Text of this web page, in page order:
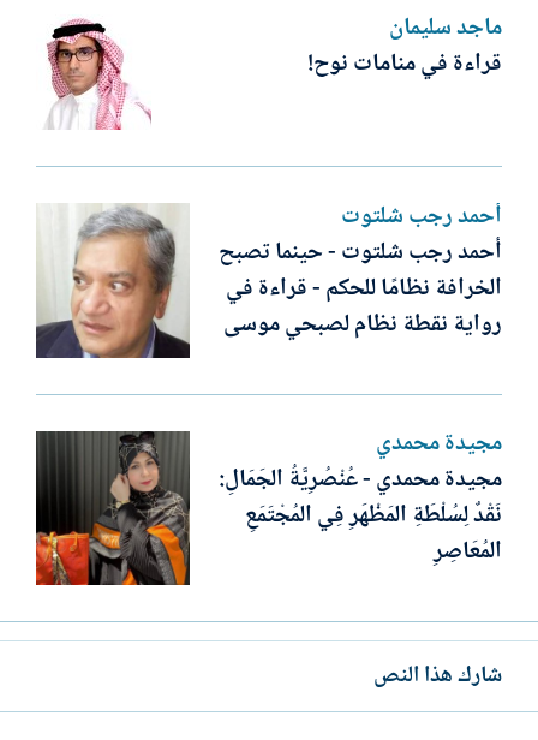
ماجد سليمان
قراءة في منامات نوح!
أحمد رجب شلتوت
أحمد رجب شلتوت - حينما تصبح
الخرافة نظامًا للحكم - قراءة في
رواية نقطة نظام لصبحي موسى
مجيدة محمدي
مجيدة محمدي - عُنْصُرِيَّةُ الجَمَالِ:
نَقْدٌ لِسُلْطَةِ المَظْهَرِ فِي المُجْتَمَعِ
المُعَاصِرِ
شارك هذا النص